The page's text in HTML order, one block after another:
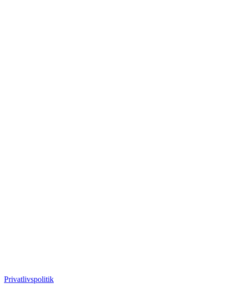
Privatlivspolitik